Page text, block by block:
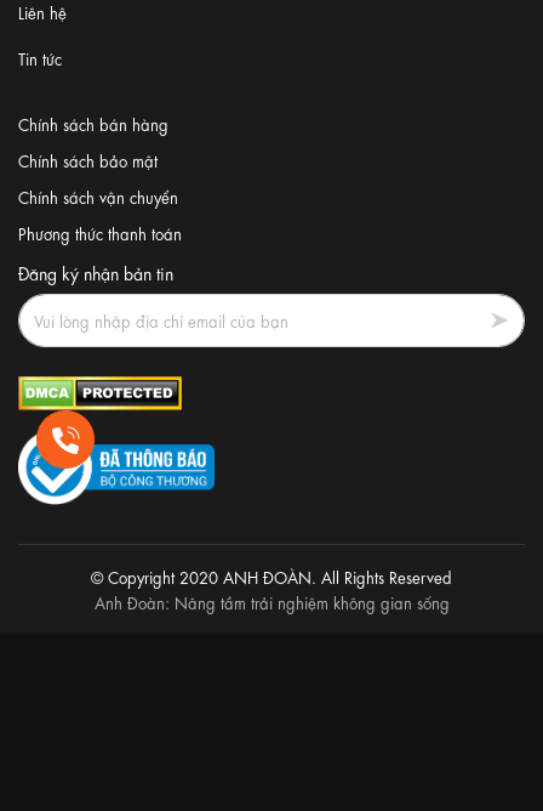
Liên hệ
Tin tức
Chính sách bán hàng
Chính sách bảo mật
Chính sách vận chuyển
Phương thức thanh toán
Đăng ký nhận bản tin
© Copyright 2020 ANH ĐOÀN. All Rights Reserved
Anh Đoàn: Nâng tầm trải nghiệm không gian sống